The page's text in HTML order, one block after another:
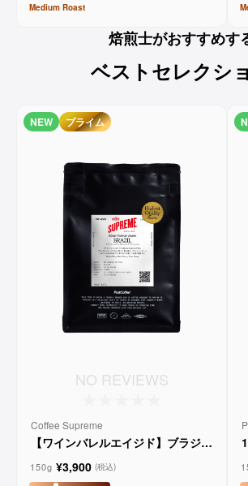
Medium Roast
焙煎士がおすすめす
ベストセレクシ
NEW プライム
NO REVIEWS
Coffee Supreme
【ワインバレルエイジド】ブラジル
ョ
150g ¥3,900 (税込)